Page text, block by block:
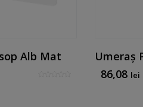
Alb Mat
86,08 lei